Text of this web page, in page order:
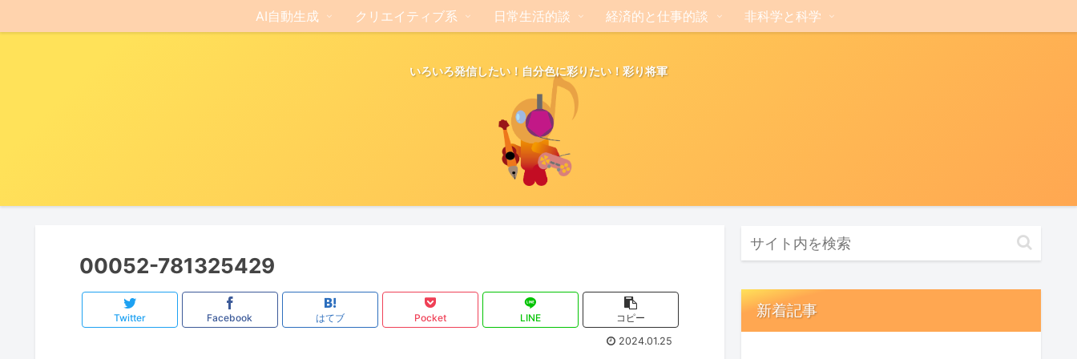
いろいろ発信したい！自分色に彩りたい！彩り将軍
AI自動生成 クリエイティブ系 日常生活的談 経済的と仕事的談 非科学と科学
00052-781325429
Twitter Facebook はてブ Pocket LINE
コピー
2024.01.25
新着記事